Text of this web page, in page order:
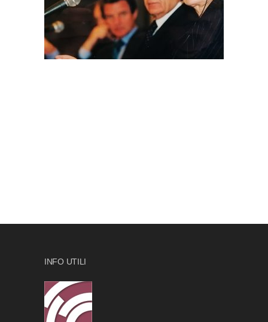
INFO UTILI